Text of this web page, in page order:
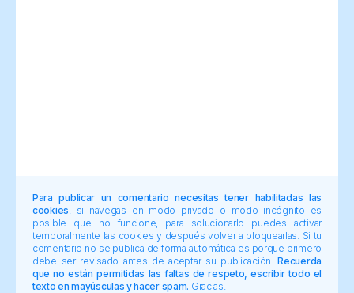
Para publicar un comentario necesitas tener habilitadas las
cookies , si navegas en modo privado o modo incógnito es
posible que no funcione, para solucionarlo puedes activar
temporalmente las cookies y después volver a bloquearlas. Si tu
comentario no se publica de forma automática es porque primero
debe ser revisado antes de aceptar su publicación.Recuerda
que no están permitidas las faltas de respeto, escribir todo el
texto en mayúsculas y hacer spam. Gracias.